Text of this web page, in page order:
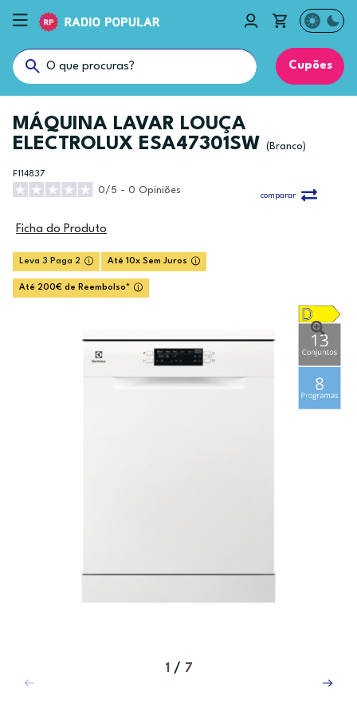
Cupões
MÁQUINA LAVAR LOUÇA
ELECTROLUX ESA47301SW
(Branco)
F114837
0/5 - 0 Opiniões
comparar
Ficha do Produto
Leva 3 Paga 2 Até 10x Sem Juros
Até 200€ de Reembolso*
1 / 7